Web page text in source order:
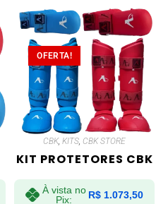
OFERTA!
CBK,KITS, CBK STORE
KIT PROTETORES CBK
À vista no
Pix:
R$ 1.073,50